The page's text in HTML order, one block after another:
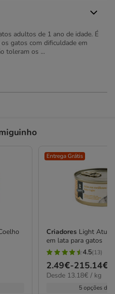
adultos de 1 ano de idade. É
gatos com dificuldade em
toleram os ...
Entrega Grátis
Criadores Light Atum
em lata para gatos
4.5
estrelas
com
4.5(13)
Preço
de
2.49€-215.14€
13.18€
Desde 13.18€ / kg
5 opções de